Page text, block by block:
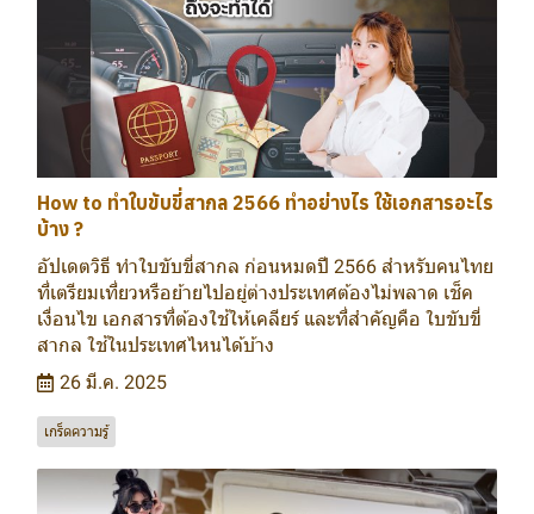
How to ทำใบขับขี่สากล 2566 ทำอย่างไร ใช้เอกสารอะไร
บ้าง ?
อัปเดตวิธี ทำใบขับขี่สากล ก่อนหมดปี 2566 สำหรับคนไทย
ที่เตรียมเที่ยวหรือย้ายไปอยู่ต่างประเทศต้องไม่พลาด เช็ค
เงื่อนไข เอกสารที่ต้องใช้ให้เคลียร์ และที่สำคัญคือ ใบขับขี่
สากล ใช้ในประเทศไหนได้บ้าง
26 มี.ค. 2025
เกร็ดความรู้